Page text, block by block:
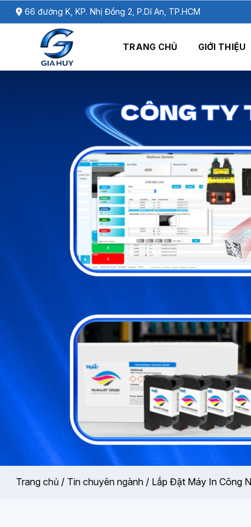
Chuyển
đến
66 đường K, KP. Nhị Đồng 2, P.Dĩ An, TP.HCM
TRANG CHỦ GIỚI THIỆU
Trang chủ / Tin chuyên ngành / Lắp Đặt Máy In Công